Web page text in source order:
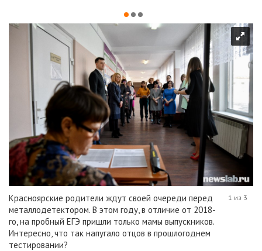
Красноярские родители ждут своей очереди перед
металлодетектором. В этом году, в отличие от 2018-
го, на пробный ЕГЭ пришли только мамы выпускников.
Интересно, что так напугало отцов в прошлогоднем
тестировании?
1 из 3